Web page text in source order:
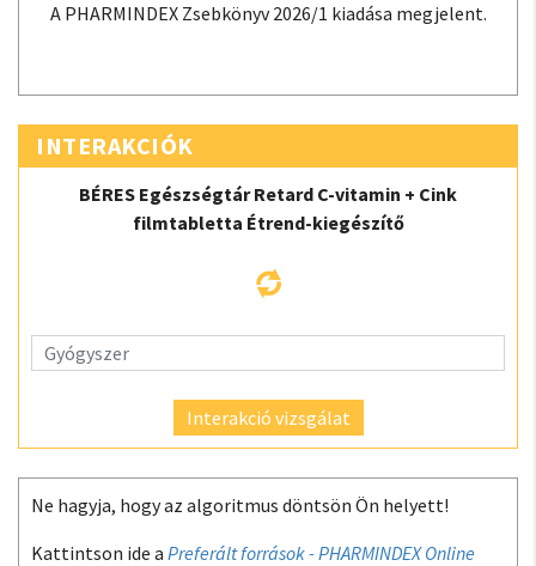
A PHARMINDEX Zsebkönyv 2026/1 kiadása megjelent.
INTERAKCIÓK
BÉRES Egészségtár Retard C-vitamin + Cink
filmtabletta Étrend-kiegészítő
Interakció vizsgálat
Ne hagyja, hogy az algoritmus döntsön Ön helyett!
Kattintson ide a Preferált források - PHARMINDEX Online